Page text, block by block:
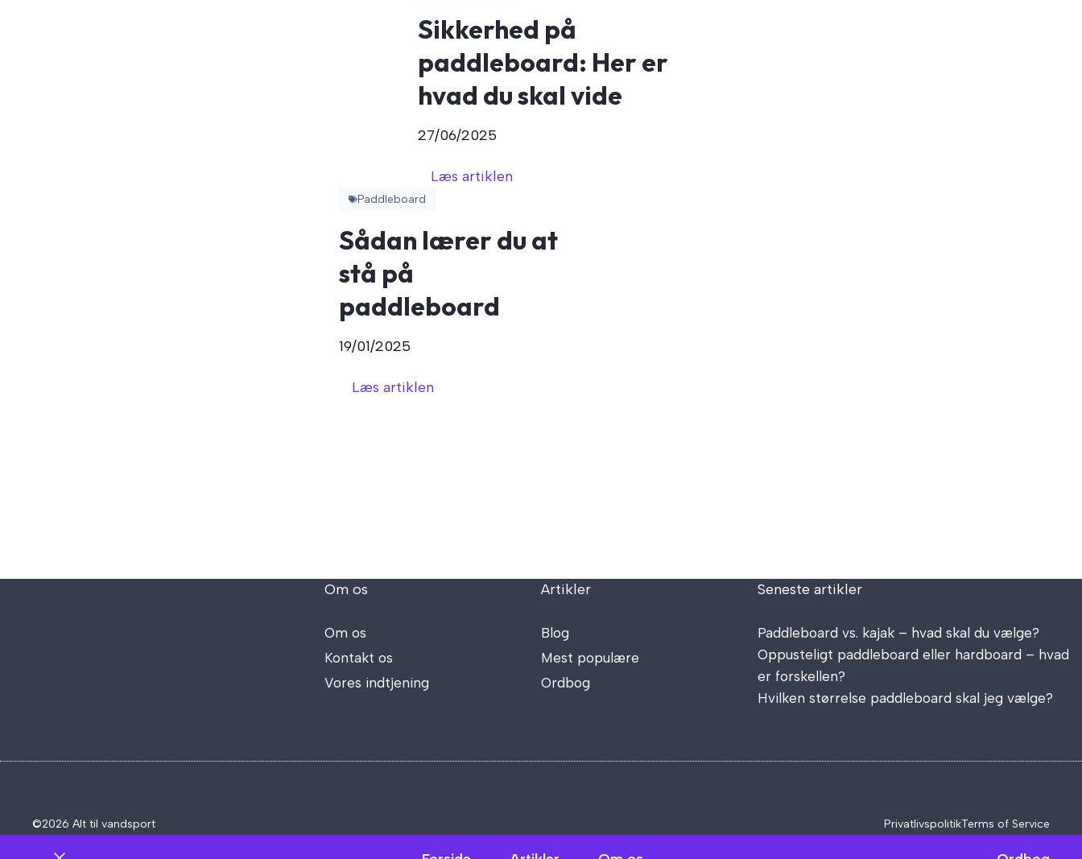
Sikkerhed på
paddleboard: Her er
hvad du skal vide
27/06/2025
Læs artiklen
Paddleboard
Sådan lærer du at
stå på
paddleboard
19/01/2025
Læs artiklen
Om os
Om os
Kontakt os
Vores indtjening
Artikler
Blog
Mest populære
Ordbog
Seneste artikler
Paddleboard vs. kajak – hvad skal du vælge?
Oppusteligt paddleboard eller hardboard – hvad
er forskellen?
Hvilken størrelse paddleboard skal jeg vælge?
©2026 Alt til vandsport PrivatlivspolitikTerms of Service